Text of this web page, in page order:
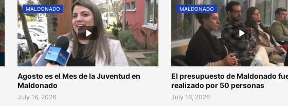
MALDONADO
Agosto es el Mes de la Juventud en
Maldonado
July 16, 2026
MALDONADO
El presupuesto de Maldonado
realizado por 50 personas
July 16, 2026